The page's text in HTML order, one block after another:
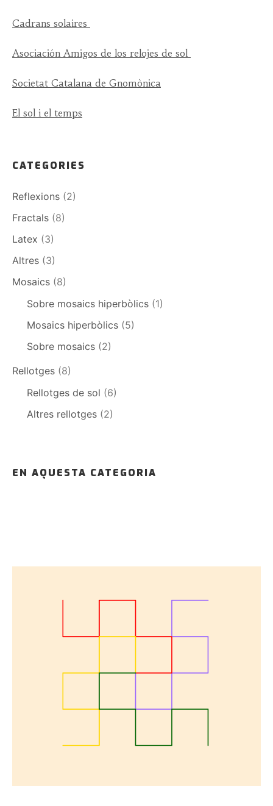
Cadrans solaires
Asociación Amigos de los relojes de sol
Societat Catalana de Gnomònica
El sol i el temps
CATEGORIES
Reflexions (2)
Fractals (8)
Latex (3)
Altres (3)
Mosaics (8)
Sobre mosaics hiperbòlics (1)
Mosaics hiperbòlics (5)
Sobre mosaics (2)
Rellotges (8)
Rellotges de sol (6)
Altres rellotges (2)
EN AQUESTA CATEGORIA